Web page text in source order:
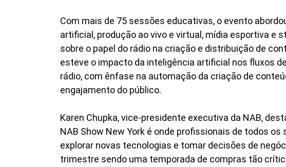
Com mais de 75 sessões educativas, o evento
artificial, produção ao vivo e virtual, mídia esportiva e
sobre o papel do rádio na criação e distribuição de
esteve o impacto da inteligência artificial nos fluxos
rádio, com ênfase na automação da criação de
engajamento do público.
Karen Chupka, vice-presidente executiva da NAB,
NAB Show New York é onde profissionais de todos
explorar novas tecnologias e tomar decisões de
trimestre sendo uma temporada de compras tão